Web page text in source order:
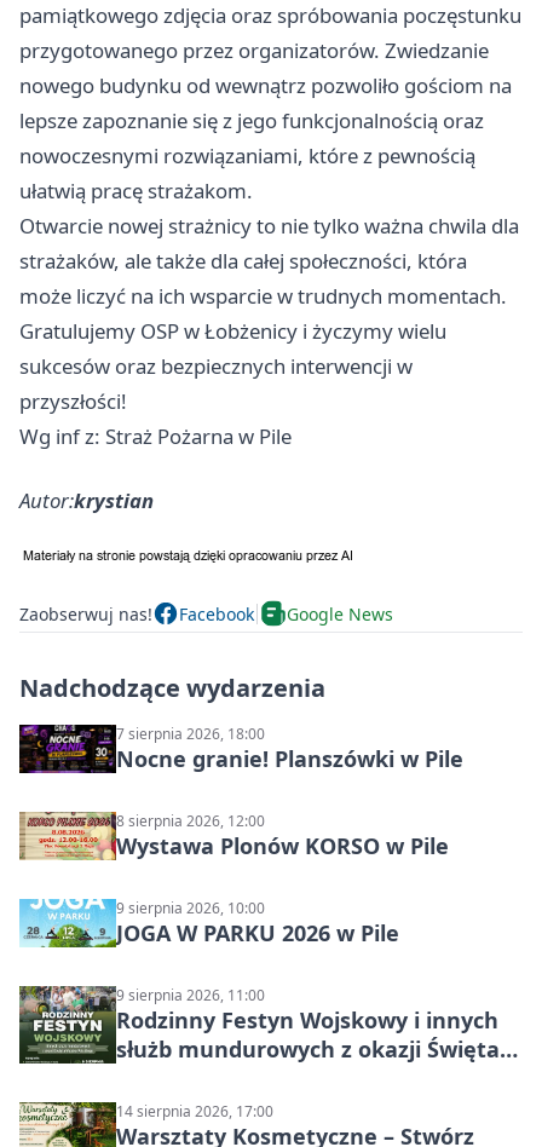
pamiątkowego zdjęcia oraz spróbowania poczęstunku
przygotowanego przez organizatorów. Zwiedzanie
nowego budynku od wewnątrz pozwoliło gościom na
lepsze zapoznanie się z jego funkcjonalnością oraz
nowoczesnymi rozwiązaniami, które z pewnością
ułatwią pracę strażakom.
Otwarcie nowej strażnicy to nie tylko ważna chwila dla
strażaków, ale także dla całej społeczności, która
może liczyć na ich wsparcie w trudnych momentach.
Gratulujemy OSP w Łobżenicy i życzymy wielu
sukcesów oraz bezpiecznych interwencji w
przyszłości!
Wg inf z: Straż Pożarna w Pile
Autor:krystian
Zaobserwuj nas! Facebook Google News
Nadchodzące wydarzenia
7 sierpnia 2026, 18:00
Nocne granie! Planszówki w Pile
8 sierpnia 2026, 12:00
Wystawa Plonów KORSO w Pile
9 sierpnia 2026, 10:00
JOGA W PARKU 2026 w Pile
9 sierpnia 2026, 11:00
Rodzinny Festyn Wojskowy i innych
służb mundurowych z okazji Święta
14 sierpnia 2026, 17:00
Warsztaty Kosmetyczne – Stwórz